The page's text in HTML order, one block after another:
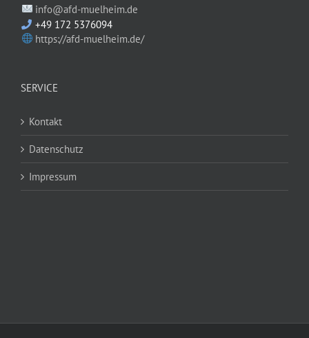
info@afd-muelheim.de
+49 172 5376094
https://afd-muelheim.de/
SERVICE
Kontakt
Datenschutz
Impressum